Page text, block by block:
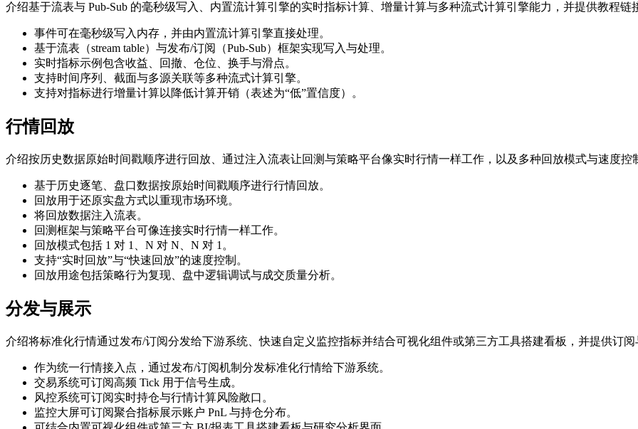
介绍基于流表与 Pub-Sub 的毫秒级写入、内置流计算引擎的实时指标计算、增量计算与多种流式计算引擎能力，并提供教程链
事件可在毫秒级写入内存，并由内置流计算引擎直接处理。
基于流表（stream table）与发布/订阅（Pub-Sub）框架实现写入与处理。
实时指标示例包含收益、回撤、仓位、换手与滑点。
支持时间序列、截面与多源关联等多种流式计算引擎。
支持对指标进行增量计算以降低计算开销（表述为“低”置信度）。
行情回放
介绍按历史数据原始时间戳顺序进行回放、通过注入流表让回测与策略平台像实时行情一样工作，以及多种回放模式与速度控
基于历史逐笔、盘口数据按原始时间戳顺序进行行情回放。
回放用于还原实盘方式以重现市场环境。
将回放数据注入流表。
回测框架与策略平台可像连接实时行情一样工作。
回放模式包括 1 对 1、N 对 N、N 对 1。
支持“实时回放”与“快速回放”的速度控制。
回放用途包括策略行为复现、盘中逻辑调试与成交质量分析。
分发与展示
介绍将标准化行情通过发布/订阅分发给下游系统、快速自定义监控指标并结合可视化组件或第三方工具搭建看板，并提供订阅
作为统一行情接入点，通过发布/订阅机制分发标准化行情给下游系统。
交易系统可订阅高频 Tick 用于信号生成。
风控系统可订阅实时持仓与行情计算风险敞口。
监控大屏可订阅聚合指标展示账户 PnL 与持仓分布。